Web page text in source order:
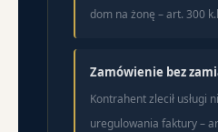
dom na żonę – art. 300
Zamówienie bez
Kontrahent zlecił usługi
uregulowania faktury –